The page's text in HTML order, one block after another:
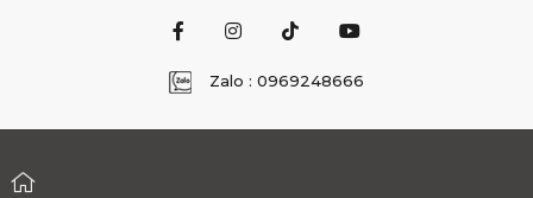
Zalo : 0969248666